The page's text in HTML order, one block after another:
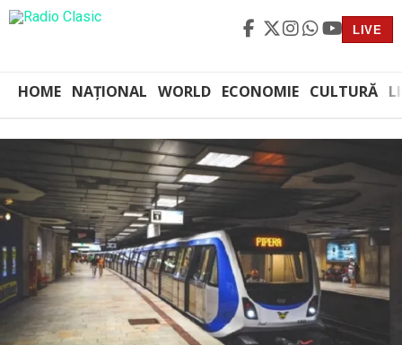
LIVE
HOME NAȚIONAL WORLD ECONOMIE CULTURĂ